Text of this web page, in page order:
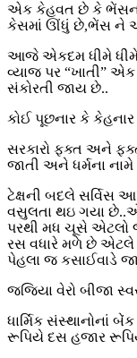
એક કેહવત છે કે ભેંસના
કેસમાં ઊંધું છે,ભેંસ ને
આજે એકદમ ધીમે ધીમે
વ્યાજ પર “ખાતી”
સંકોરતી જાય છે..
કોઈ પૂછનાર કે કેહનાર
સરકારો ફક્ત અને
જાતી અને ધર્મના
ટેક્ષની બદલે સર્વિસ
વસુલતા થઇ ગયા
પરથી મધ ચૂસે
રસ વધારે મળે છે એટલે
પેહલા જ કસાઈવાડે
જજિયા વેરો બીજા
ધાર્મિક સંસ્થાનોનાં
રૂપિયે દસ હજાર